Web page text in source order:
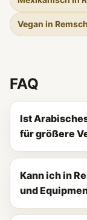
Vegan in
FAQ
Ist
für größere
Kann ich in
und